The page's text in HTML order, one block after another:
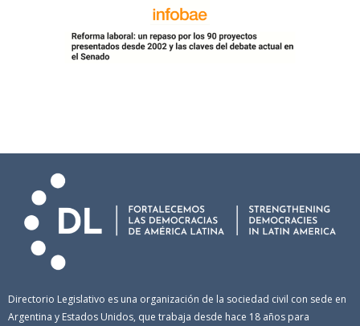
Directorio Legislativo es una organización de la sociedad civil con sede en
Argentina y Estados Unidos, que trabaja desde hace 18 años para